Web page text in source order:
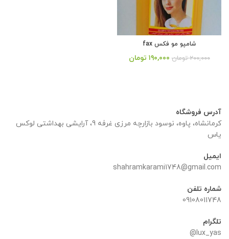
شامپو مو فکس fax
۲۰۰,۰۰۰ تومان قیمت
۱۹۰,۰۰۰ تومان
آدرس فروشگاه
کرمانشاه، پاوه، نوسود بازارچه مرزی غرفه 9، آرایشی بهداشتی لوکس
یاس
ایمیل
shahramkarami1748@gmail.com
شماره تلفن
09108011748
تلگرام
lux_yas@